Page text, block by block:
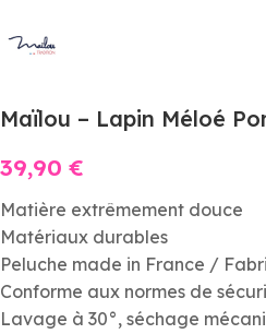
Maïlou – Lapin Méloé
39,90 €
Matière extrêmement douce
Matériaux durables
Peluche made in France /
Conforme aux normes de
Lavage à 30°, séchage